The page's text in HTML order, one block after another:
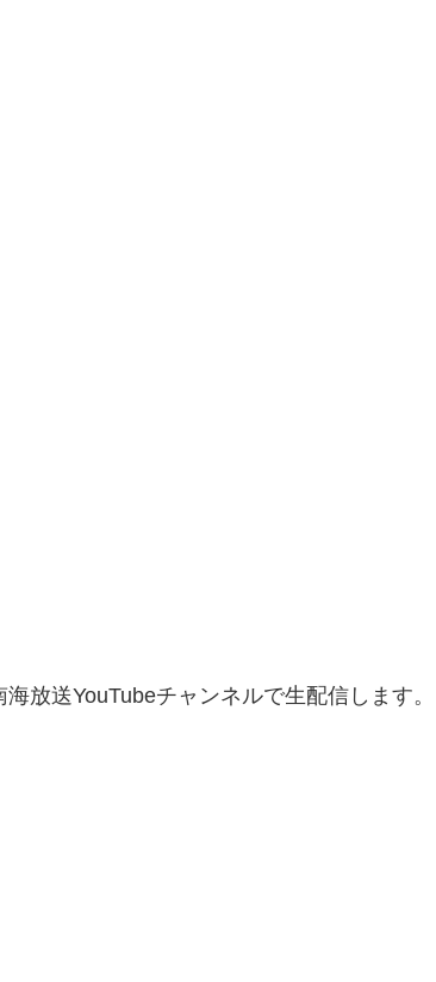
放送YouTubeチャンネルで生配信します。